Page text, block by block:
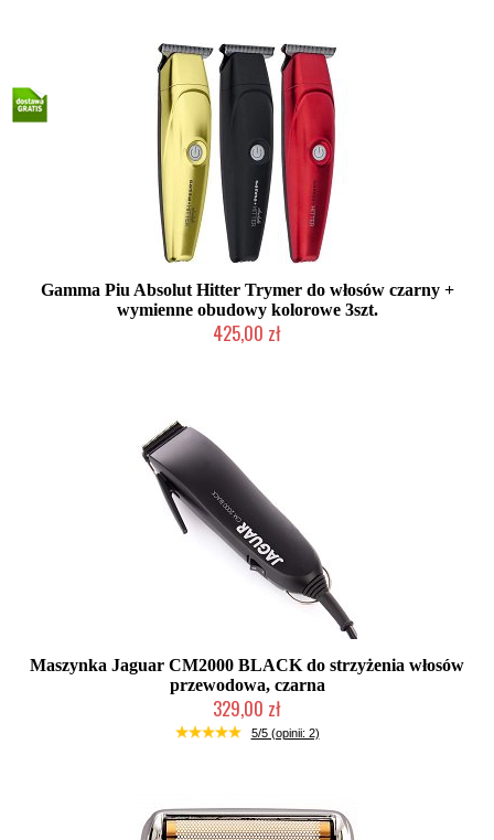
Gamma Piu Absolut Hitter Trymer do włosów czarny +
wymienne obudowy kolorowe 3szt.
425,00 zł
Maszynka Jaguar CM2000 BLACK do strzyżenia włosów
przewodowa, czarna
329,00 zł
Mała ilość (wysyłka w 24h)
5/5 (opinii: 2)